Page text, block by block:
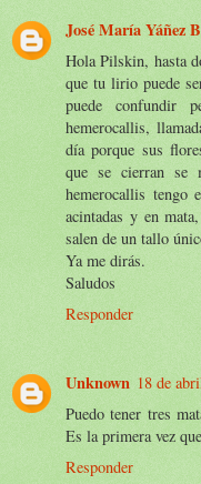
José María Yáñez
Hola Pilskin, hasta
que tu lirio puede
puede confundir
hemerocallis,
día porque sus
que se cierran se
hemerocallis tengo
acintadas y en
salen de un tallo
Ya me dirás.
Saludos
Responder
Unknown 18 de
Puedo tener tres
Es la primera vez
Responder